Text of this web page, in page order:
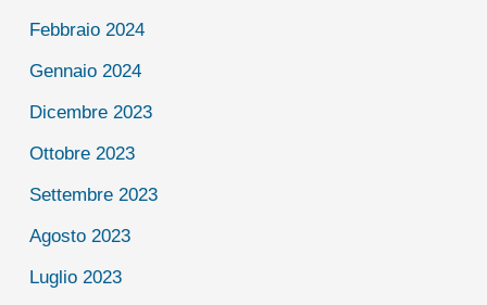
Febbraio 2024
Gennaio 2024
Dicembre 2023
Ottobre 2023
Settembre 2023
Agosto 2023
Luglio 2023